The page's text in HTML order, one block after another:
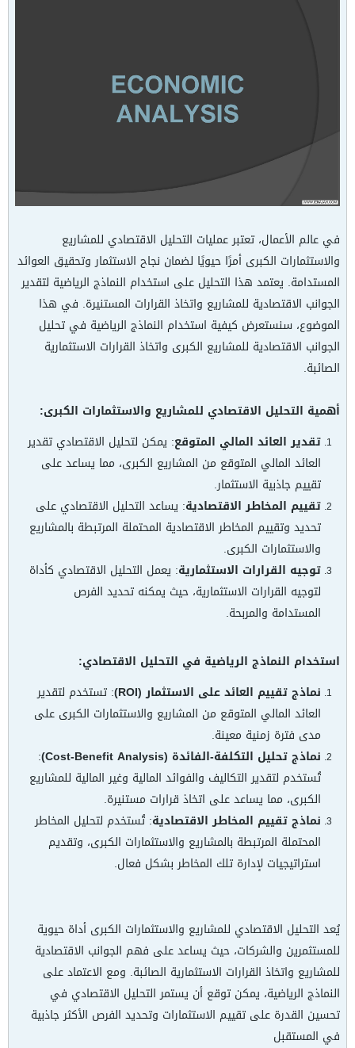
في عالم الأعمال، تعتبر عمليات التحليل الاقتصادي للمشاريع
والاستثمارات الكبرى أمرًا حيويًا لضمان نجاح الاستثمار وتحقيق العوائد
المستدامة. يعتمد هذا التحليل على استخدام النماذج الرياضية لتقدير
الجوانب الاقتصادية للمشاريع واتخاذ القرارات المستنيرة. في هذا
الموضوع، سنستعرض كيفية استخدام النماذج الرياضية في تحليل
الجوانب الاقتصادية للمشاريع الكبرى واتخاذ القرارات الاستثمارية
الصائبة.
أهمية التحليل الاقتصادي للمشاريع والاستثمارات الكبرى:
تقدير العائد المالي المتوقع: يمكن لتحليل الاقتصادي تقدير
العائد المالي المتوقع من المشاريع الكبرى، مما يساعد على
تقييم جاذبية الاستثمار.
تقييم المخاطر الاقتصادية: يساعد التحليل الاقتصادي على
تحديد وتقييم المخاطر الاقتصادية المحتملة المرتبطة بالمشاريع
والاستثمارات الكبرى.
توجيه القرارات الاستثمارية: يعمل التحليل الاقتصادي كأداة
لتوجيه القرارات الاستثمارية، حيث يمكنه تحديد الفرص
المستدامة والمربحة.
استخدام النماذج الرياضية في التحليل الاقتصادي:
نماذج تقييم العائد على الاستثمار (ROI)
: تستخدم لتقدير
العائد المالي المتوقع من المشاريع والاستثمارات الكبرى على
مدى فترة زمنية معينة.
نماذج تحليل التكلفة-الفائدة (Cost-Benefit Analysis)
:
تُستخدم لتقدير التكاليف والفوائد المالية وغير المالية للمشاريع
الكبرى، مما يساعد على اتخاذ قرارات مستنيرة.
نماذج تقييم المخاطر الاقتصادية: تُستخدم لتحليل المخاطر
المحتملة المرتبطة بالمشاريع والاستثمارات الكبرى، وتقديم
استراتيجيات لإدارة تلك المخاطر بشكل فعال.
يُعد التحليل الاقتصادي للمشاريع والاستثمارات الكبرى أداة حيوية
للمستثمرين والشركات، حيث يساعد على فهم الجوانب الاقتصادية
للمشاريع واتخاذ القرارات الاستثمارية الصائبة. ومع الاعتماد على
النماذج الرياضية، يمكن توقع أن يستمر التحليل الاقتصادي في
تحسين القدرة على تقييم الاستثمارات وتحديد الفرص الأكثر جاذبية
في المستقبل